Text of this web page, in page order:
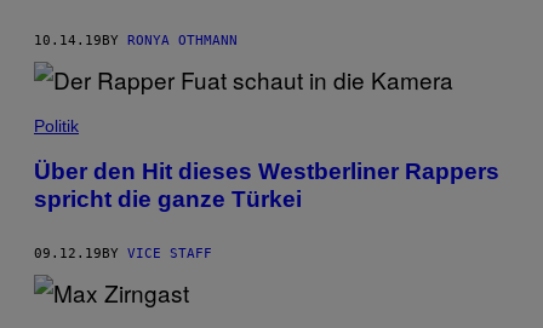
10.14.19BY RONYA OTHMANN
Politik
Über den Hit dieses Westberliner Rappers
spricht die ganze Türkei
09.12.19 BY VICE STAFF